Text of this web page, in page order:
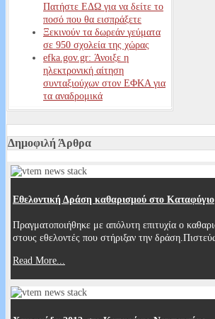
Πατήστε ΕΔΩ για να δείτε το
ποσό που θα εισπράξετε
Ξεκινούν τα δωρεάν γεύματα
σε 950 σχολεία της χώρας
efka.gov.gr: Άνοιξε η
ηλεκτρονική αίτηση
συνταξιούχων στον ΕΦΚΑ για
τα αναδρομικά
Δημοφιλή Άρθρα
Εθελοντική Δράση καθαρισμού στο Καταφύγιο
Πραγματοποιήθηκε με απόλυτη επιτυχία ο
στους εθελοντές που στήριξαν την
Read More...